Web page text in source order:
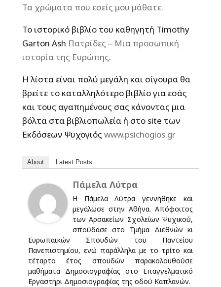
Τα χρώματα που εσείς μου μάθατε.
Το ιστορικό βιβλίο του καθηγητή Timothy
Garton Ash Πατρίδες ‒ Μια προσωπική
ιστορία της Ευρώπης.
Η λίστα είναι πολύ μεγάλη και σίγουρα θα
βρείτε το καταλληλότερο βιβλίο για εσάς
και τους αγαπημένους σας κάνοντας μια
βόλτα στα βιβλιοπωλεία ή στο site των
Εκδόσεων Ψυχογιός www.psichogios.gr
About Latest Posts
Πάμελα Λύτρα
Η Πάμελα Λύτρα γεννήθηκε και
μεγάλωσε στην Αθήνα. Απόφοιτος
των Αρσακείων Σχολείων Ψυχικού,
σπούδασε στο Τμήμα Διεθνών κι
Ευρωπαϊκών Σπουδών του Παντείου
Πανεπιστημίου, ενώ παράλληλα με το τρίτο και
τέταρτο έτος σπουδών παρακολουθούσε
μαθήματα Δημοσιογραφίας στο Επαγγελματικό
Εργαστήρι Δημοσιογραφίας της οδού Καπλανών.